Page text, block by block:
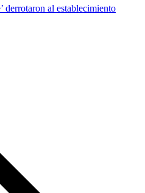
derrotaron al establecimiento